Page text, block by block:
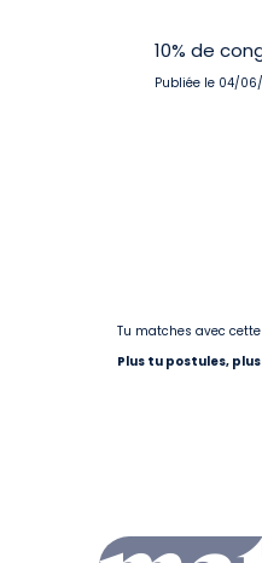
10% de
Publiée le 04/
Tu matches avec
Plus tu postules,